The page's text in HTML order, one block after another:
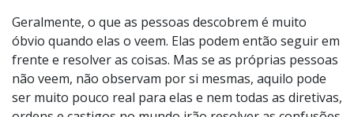
Geralmente, o que as pessoas descobrem é muito
óbvio quando elas o veem. Elas podem então seguir em
frente e resolver as coisas. Mas se as próprias pessoas
não veem, não observam por si mesmas, aquilo pode
ser muito pouco real para elas e nem todas as diretivas,